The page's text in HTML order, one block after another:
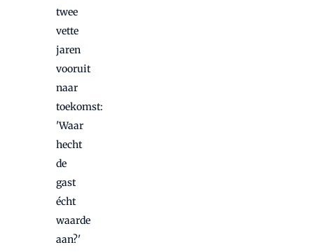
twee
vette
jaren
vooruit
naar
toekomst:
'Waar
hecht
de
gast
écht
waarde
aan?'